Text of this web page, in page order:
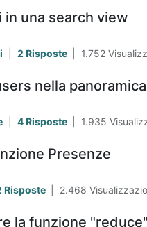
in una search view
2 Risposte 1.752
nella
4 Risposte 1.935
Presenze
Risposte 2.468
la funzione